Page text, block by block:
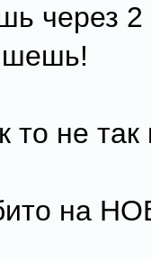
через
то не
на